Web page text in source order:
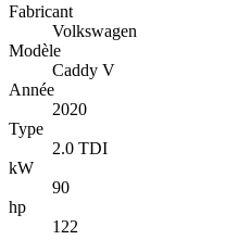
Fabricant
Volkswagen
Modèle
Caddy V
Année
2020
Type
2.0 TDI
kW
90
hp
122